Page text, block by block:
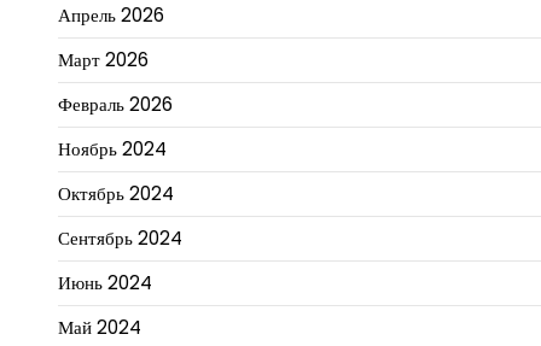
Апрель 2026
Март 2026
Февраль 2026
Ноябрь 2024
Октябрь 2024
Сентябрь 2024
Июнь 2024
Май 2024